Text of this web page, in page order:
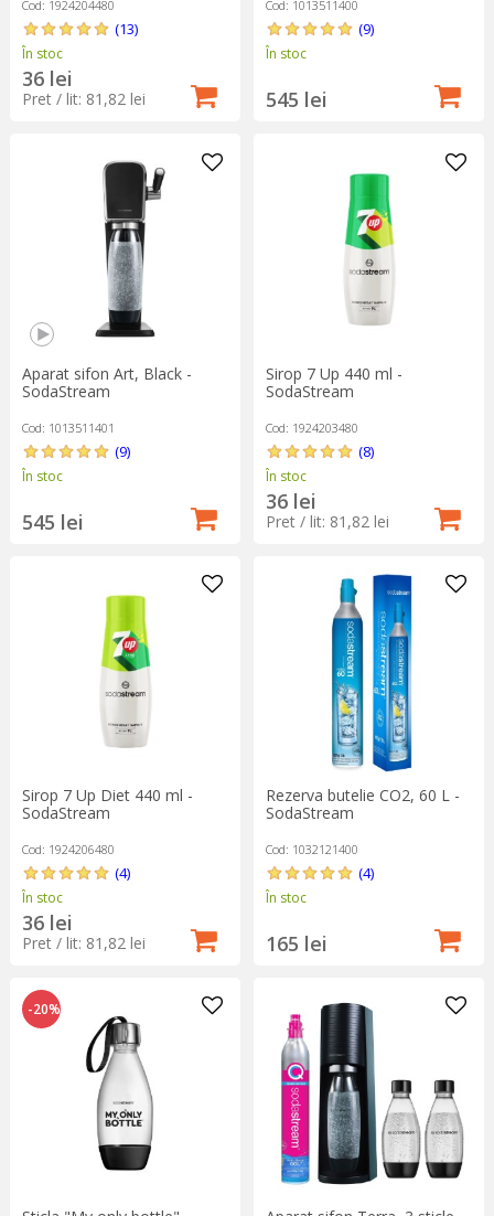
Cod: 1924204480
(13)
În stoc
36 lei
Pret / lit: 81,82 lei
Cod: 1013511400
(9)
În stoc
545 lei
Aparat sifon Art, Black -
SodaStream
Cod: 1013511401
(9)
În stoc
545 lei
Sirop 7 Up 440 ml -
SodaStream
Cod: 1924203480
(8)
În stoc
36 lei
Pret / lit: 81,82 lei
Sirop 7 Up Diet 440 ml -
SodaStream
Cod: 1924206480
(4)
În stoc
36 lei
Pret / lit: 81,82 lei
Rezerva butelie CO2, 60 L -
SodaStream
Cod: 1032121400
(4)
În stoc
165 lei
-20%